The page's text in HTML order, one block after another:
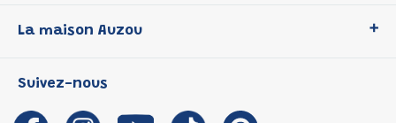
P'tit Loup
Les Influenceuses
Migali
La maison Auzou
Notre histoire
Auzou s'engage
Suivez-nous